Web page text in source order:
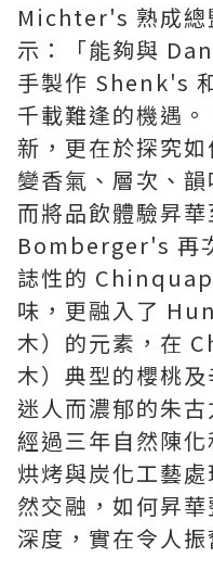
Michter's 熟成
示：「能夠與
手製作 Shenk's
千載難逢的機遇
新，更在於探究
變香氣、層次、
而將品飲體驗昇
Bomberger's 再
誌性的
味，更融入了
木）的元素，在
木）典型的櫻桃
迷人而濃郁的朱
經過三年自然陳
烘烤與炭化工藝
然交融，如何昇
深度，實在令人振